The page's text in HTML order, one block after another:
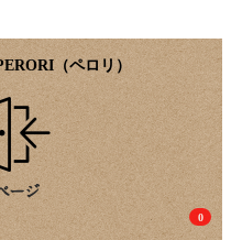
（ペロリ）
0